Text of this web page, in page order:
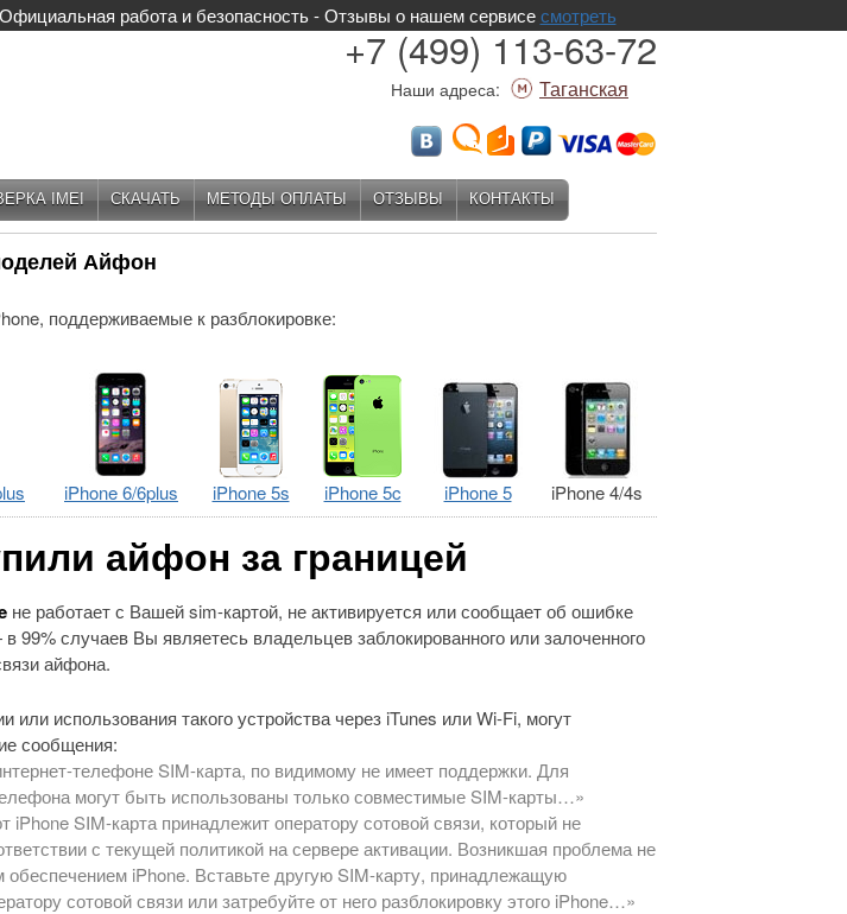
работа и безопасность - Отзывы о нашем сервисесмотреть
+7 (499) 113-63-72
Наши адреса: Таганская
IMEI СКАЧАТЬ МЕТОДЫ ОПЛАТЫ ОТЗЫВЫ КОНТАКТЫ
Айфон
поддерживаемые к разблокировке:
iPhone 6/6plus iPhone 5s iPhone 5c iPhone 5 iPhone 4/4s
айфон за границей
не работает с Вашей sim-картой, не активируется или сообщает об ошибке
99% случаев Вы являетесь владельцев заблокированного или залоченного
айфона.
или использования такого устройства через iTunes или Wi-Fi, могут
сообщения:
телефоне SIM-карта, по видимому не имеет поддержки. Для
могут быть использованы только совместимые SIM-карты…»
iPhone SIM-карта принадлежит оператору сотовой связи, который не
с текущей политикой на сервере активации. Возникшая проблема не
обеспечением iPhone. Вставьте другую SIM-карту, принадлежащую
сотовой связи или затребуйте от него разблокировку этого iPhone…»